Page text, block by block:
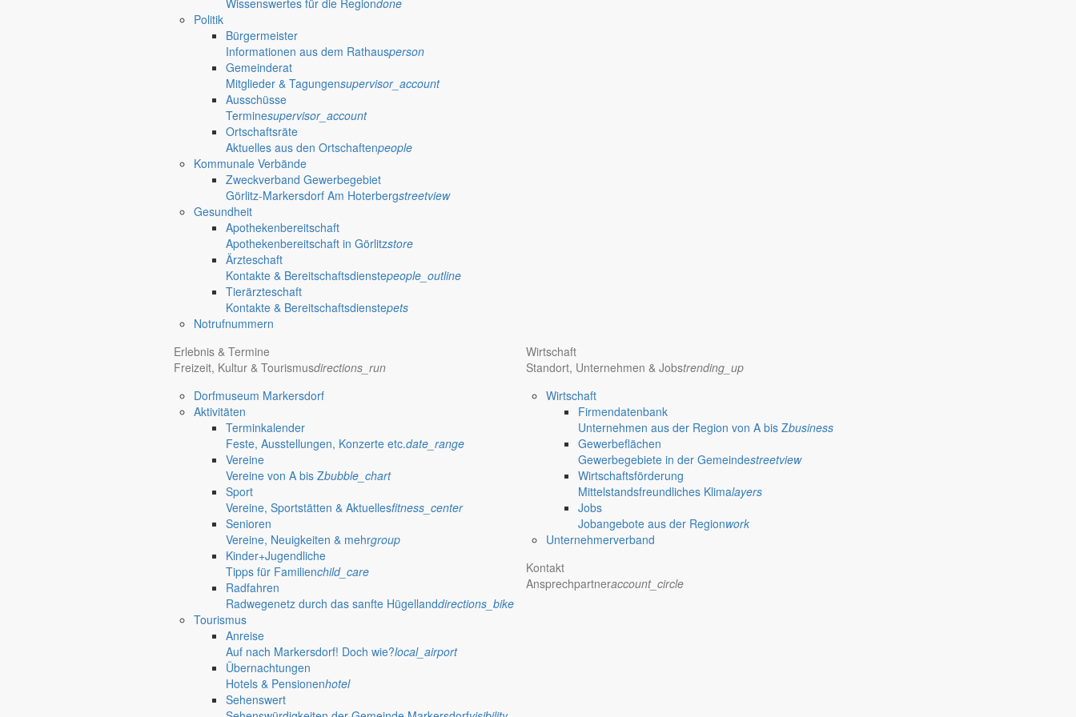
Wissenswertes für die Regiondone
Politik
Bürgermeister
Informationen aus dem Rathausperson
Gemeinderat
Mitglieder & Tagungensupervisor_account
Ausschüsse
Terminesupervisor_account
Ortschaftsräte
Aktuelles aus den Ortschaftenpeople
Kommunale Verbände
Zweckverband Gewerbegebiet
Görlitz-Markersdorf Am Hoterbergstreetview
Gesundheit
Apothekenbereitschaft
Apothekenbereitschaft in Görlitzstore
Ärzteschaft
Kontakte & Bereitschaftsdienstepeople_outline
Tierärzteschaft
Kontakte & Bereitschaftsdienstepets
Notrufnummern
Erlebnis & Termine
Freizeit, Kultur & Tourismusdirections_run
Dorfmuseum Markersdorf
Aktivitäten
Terminkalender
Feste, Ausstellungen, Konzerte etc.date_range
Vereine
Vereine von A bis Zbubble_chart
Sport
Vereine, Sportstätten & Aktuellesfitness_center
Senioren
Vereine, Neuigkeiten & mehrgroup
Kinder+Jugendliche
Tipps für Familienchild_care
Radfahren
Radwegenetz durch das sanfte Hügellanddirections_bike
Tourismus
Anreise
Auf nach Markersdorf! Doch wie?local_airport
Übernachtungen
Hotels & Pensionenhotel
Sehenswert
Wirtschaft
Standort, Unternehmen & Jobstrending_up
Wirtschaft
Firmendatenbank
Unternehmen aus der Region von A bis Zbusiness
Gewerbeflächen
Gewerbegebiete in der Gemeindestreetview
Wirtschaftsförderung
Mittelstandsfreundliches Klimalayers
Jobs
Jobangebote aus der Regionwork
Unternehmerverband
Kontakt
Ansprechpartneraccount_circle
Öffnungszeiten RathausGemeindeverwaltung Markersdorf
08:30 – 11:30 Uhr und 14:00 – 18:00 Uhr
08:30 – 11:30 Uhr und 14:00 – 17:00 Uhr
Außerhalb der Öffnungszeiten können Termine vereinbart werden.
E-Mail: sekretariat@gemeinde-markersdorf.de
Aktuelles aus dem Rathaus